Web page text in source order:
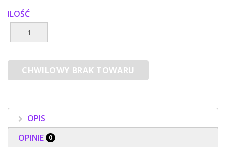
ILOŚĆ
OPIS
OPINIE
0